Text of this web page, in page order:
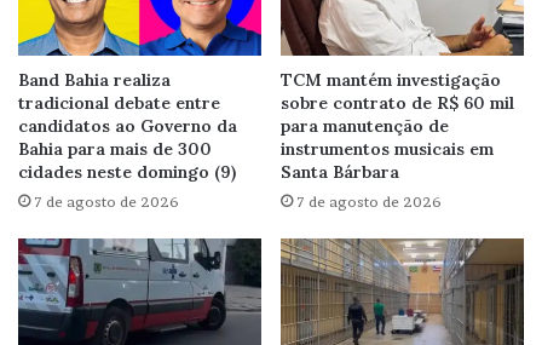
Band Bahia realiza
tradicional debate entre
candidatos ao Governo da
Bahia para mais de 300
cidades neste domingo (9)
7 de agosto de 2026
TCM mantém investigação
sobre contrato de R$ 60 mil
para manutenção de
instrumentos musicais em
Santa Bárbara
7 de agosto de 2026